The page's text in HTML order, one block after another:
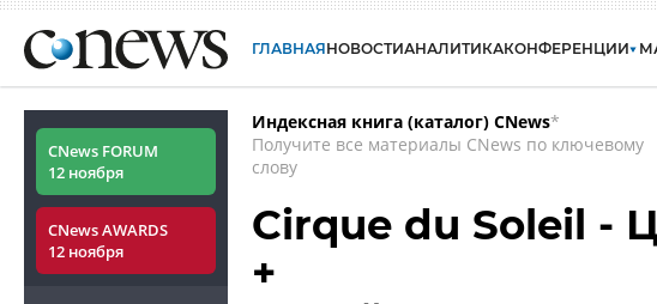
ГЛАВНАЯНОВОСТИАНАЛИТИКАКОНФЕРЕНЦИИ
CNews FORUM
12 ноября
CNews AWARDS
12 ноября
Индексная книга (каталог) CNews*
Получите все материалы CNews по ключевому
слову
Cirque du Soleil -
+